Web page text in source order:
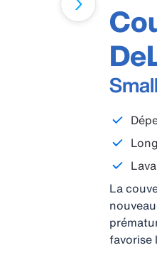
Small
La
favorise